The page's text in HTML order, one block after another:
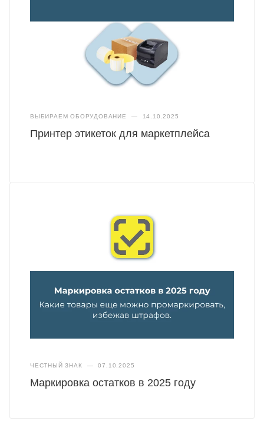
ВЫБИРАЕМ ОБОРУДОВАНИЕ — 14.10.2025
Принтер этикеток для маркетплейса
ЧЕСТНЫЙ ЗНАК — 07.10.2025
Маркировка остатков в 2025 году